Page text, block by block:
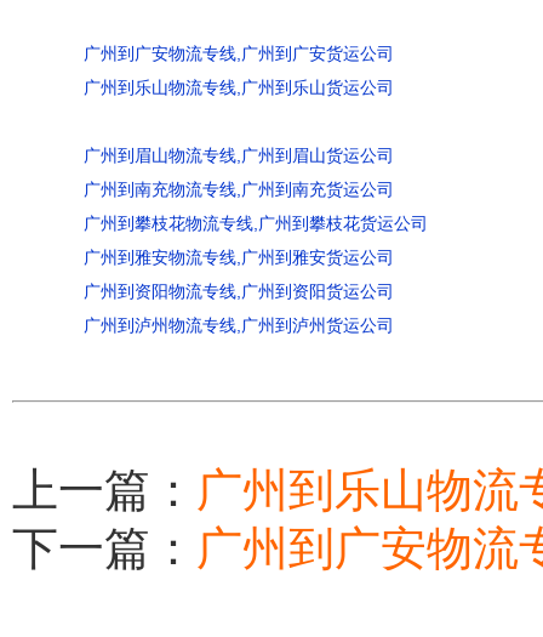
广州到广安物流专线,广州到广安货运公司
广州到乐山物流专线,广州到乐山货运公司
广州到眉山物流专线,广州到眉山货运公司
广州到南充物流专线,广州到南充货运公司
广州到攀枝花物流专线,广州到攀枝花货运公司
广州到雅安物流专线,广州到雅安货运公司
广州到资阳物流专线,广州到资阳货运公司
广州到泸州物流专线,广州到泸州货运公司
上一篇： 广州到乐山物流
下一篇： 广州到广安物流